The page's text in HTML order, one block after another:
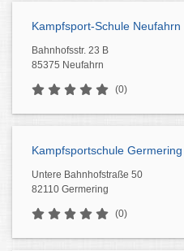
Kampfsport-Schule Neufahrn
Bahnhofsstr. 23 B
85375 Neufahrn
(0)
Kampfsportschule Germering
Untere Bahnhofstraße 50
82110 Germering
(0)